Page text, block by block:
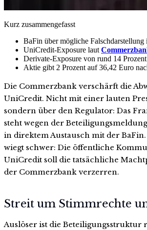
Kurz zusammengefasst
BaFin über mögliche Falschdarstellung
UniCredit-Exposure laut
Derivate-Exposure von rund 14
Aktie gibt 2 Prozent auf 36,42 Euro
Die Commerzbank verschärft die
UniCredit. Nicht mit einer lauten
sondern über den Regulator: Das
steht wegen der
in direktem Austausch mit der
wiegt schwer: Die öffentliche
UniCredit soll die tatsächliche
der Commerzbank verzerren.
Streit um Stimmrechte
Auslöser ist die Beteiligungsstruktur